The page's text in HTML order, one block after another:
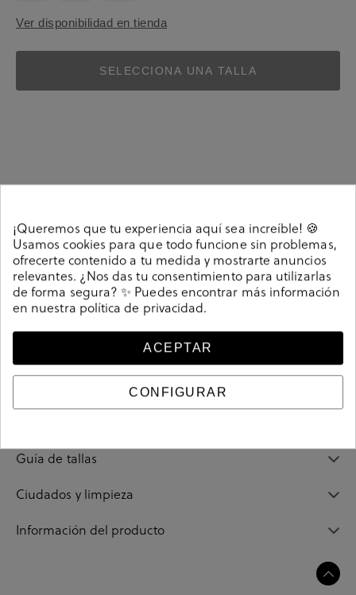
Ver disponibilidad en tienda
SELECCIONA UNA TALLA
COMPLEM. ROPA Kénnebec en azul marino. Nuestros
calcetines Kénnebec de hombre están fabricados en
algodón orgánico y son diseños exclusivos de
Kénnebec. El algodón orgánico está certificado por
GOTS (Global Organic Textile Standard). Composición:
82% algodón orgánico, 15% poliamida y 3% elastano.
Hecho en España.. Hecho en España.. Talla única (38-
45)
Guía de tallas
Ciudados y limpieza
Información del producto
¡Queremos que tu experiencia aquí sea increíble! 🍪
Usamos cookies para que todo funcione sin problemas,
ofrecerte contenido a tu medida y mostrarte anuncios
relevantes. ¿Nos das tu consentimiento para utilizarlas
de forma segura? ✨ Puedes encontrar más información
en nuestra política de privacidad.
ACEPTAR
CONFIGURAR